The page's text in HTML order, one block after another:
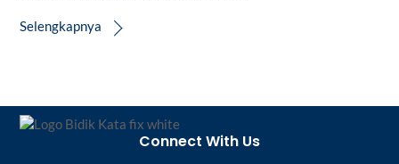
Selengkapnya
Back
Connect With Us